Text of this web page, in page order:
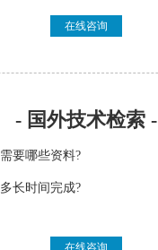
在线咨询
- 国外技术检索 -
需要哪些资料?
多长时间完成?
在线咨询